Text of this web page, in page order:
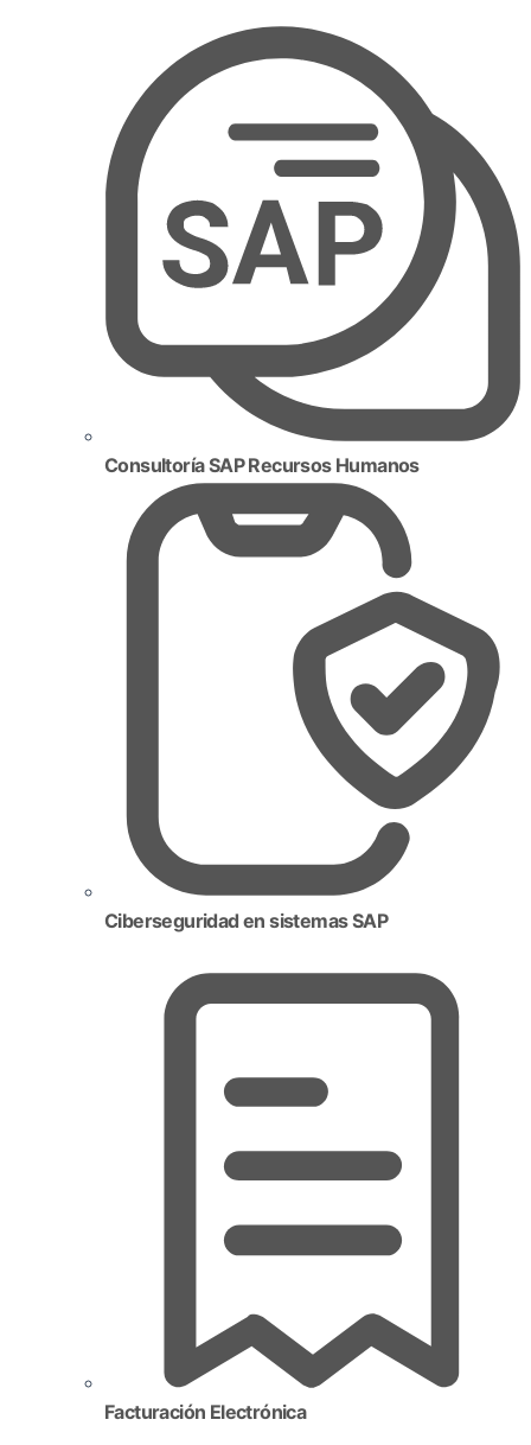
Consultoría SAP Recursos Humanos
Ciberseguridad en sistemas SAP
Facturación Electrónica